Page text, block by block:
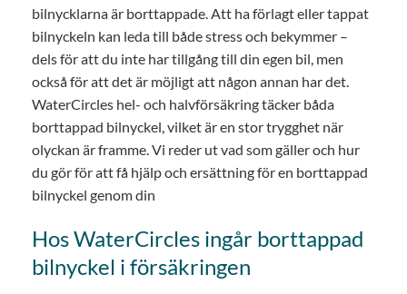
bilnycklarna är borttappade. Att ha förlagt eller tappat
bilnyckeln kan leda till både stress och bekymmer –
dels för att du inte har tillgång till din egen bil, men
också för att det är möjligt att någon annan har det.
WaterCircles hel- och halvförsäkring täcker båda
borttappad bilnyckel, vilket är en stor trygghet när
olyckan är framme. Vi reder ut vad som gäller och hur
du gör för att få hjälp och ersättning för en borttappad
bilnyckel genom din
Hos WaterCircles ingår borttappad
bilnyckel i försäkringen